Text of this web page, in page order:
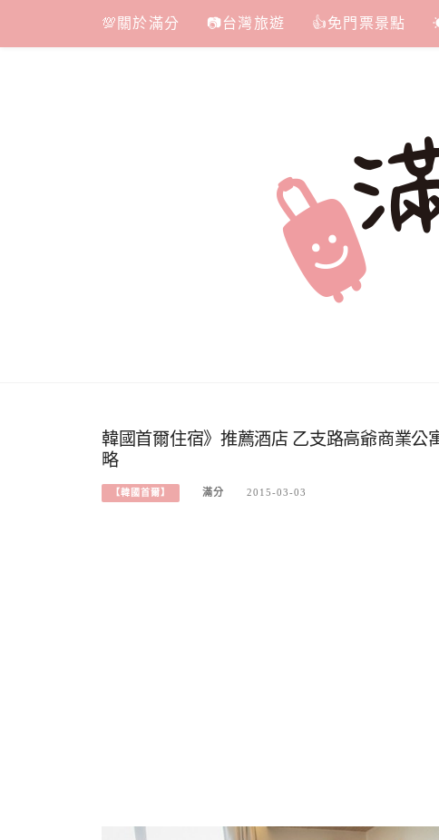
content
💯關於滿分 📷台灣旅遊 👍免門票景點
韓國首爾住宿》推薦酒店 乙支路高爺商業公
略
【韓國首爾】 滿分 2015-03-03